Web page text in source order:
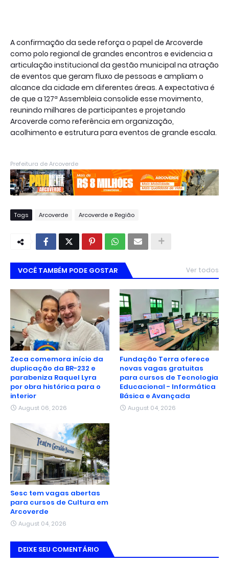
A confirmação da sede reforça o papel de Arcoverde
como polo regional de grandes encontros e evidencia a
articulação institucional da gestão municipal na atração
de eventos que geram fluxo de pessoas e ampliam o
alcance da cidade em diferentes áreas. A expectativa é
de que a 127ª Assembleia consolide esse movimento,
reunindo milhares de participantes e projetando
Arcoverde como referência em organização,
acolhimento e estrutura para eventos de grande escala.
Prefeitura de Arcoverde
Tags Arcoverde Arcoverde e Região
VOCÊ TAMBÉM PODE GOSTAR Ver todos
Zeca comemora início da
duplicação da BR-232 e
parabeniza Raquel Lyra
por obra histórica para o
interior
August 06, 2026
Fundação Terra oferece
novas vagas gratuitas
para cursos de Tecnologia
Educacional - Informática
Básica e Avançada
August 04, 2026
Sesc tem vagas abertas
para cursos de Cultura em
Arcoverde
August 04, 2026
DEIXE SEU COMENTÁRIO